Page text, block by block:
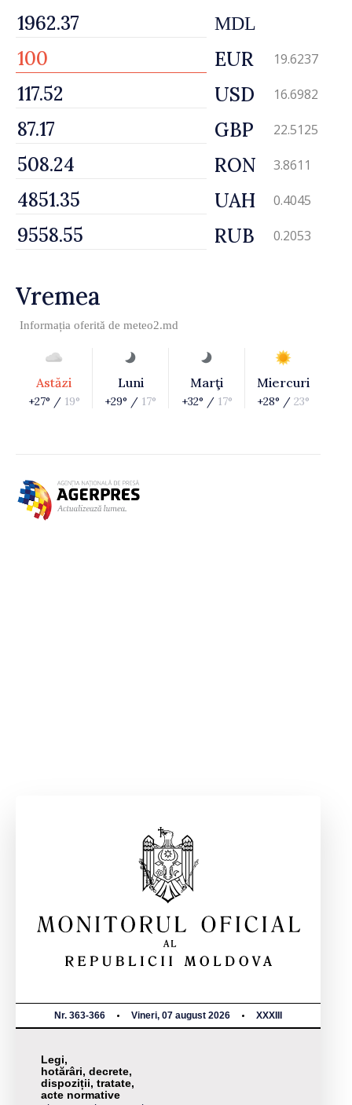
MDL
EUR 19.6237
USD 16.6982
GBP 22.5125
RON 3.8611
UAH 0.4045
RUB 0.2053
Vremea
Informația oferită de meteo2.md
Astăzi
+27° / 19°
Luni
+29° / 17°
Marţi
+32° / 17°
Miercuri
+28° / 23°
Nr. 363-366 Vineri, 07 august 2026 XXXIII
Legi,
hotărâri, decrete,
dispoziții, tratate,
acte normative